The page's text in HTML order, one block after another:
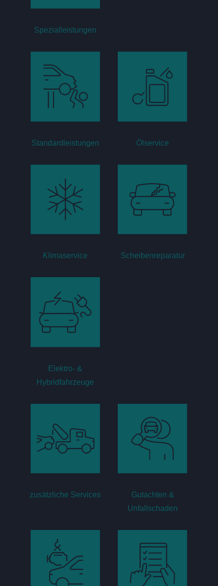
Spezialleistungen
Standardleistungen Ölservice
Klimaservice Scheibenreparatur
Elektro- &
Hybridfahrzeuge
zusätzliche Services
Gutachten &
Unfallschaden